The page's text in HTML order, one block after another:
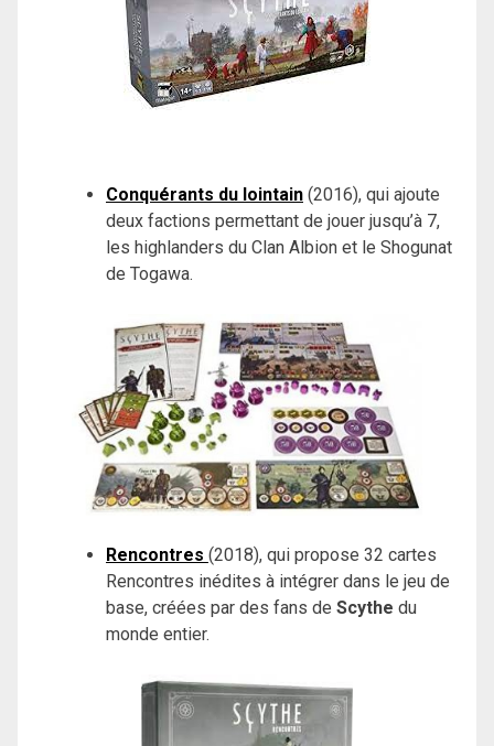
Conquérants du lointain (2016), qui ajoute
deux factions permettant de jouer jusqu’à 7,
les highlanders du Clan Albion et le Shogunat
de Togawa.
Rencontres (2018), qui propose 32 cartes
Rencontres inédites à intégrer dans le jeu de
base, créées par des fans de Scythe du
monde entier.